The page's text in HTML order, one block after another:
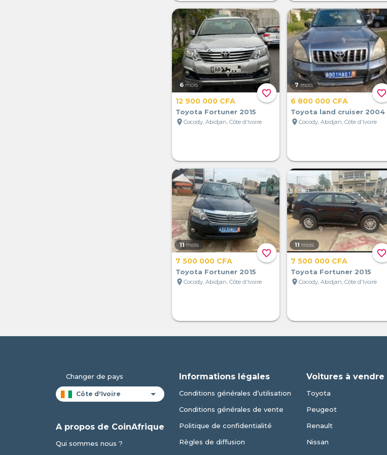
favorite_border
6 mois
12 900 000 CFA
Toyota Fortuner 2015
location_on Cocody, Abidjan, Côte d'Ivoire
favorite_border
7 mois
6 800 000 CFA
Toyota land cruiser 2004
location_on Cocody, Abidjan, Côte d'Ivoire
favorite_border
11 mois
7 500 000 CFA
Toyota Fortuner 2015
location_on Cocody, Abidjan, Côte d'Ivoire
favorite_border
11 mois
7 500 000 CFA
Toyota Fortuner 2015
location_on Cocody, Abidjan, Côte d'Ivoire
Changer de pays
A propos de CoinAfrique
Qui sommes nous ?
Informations légales
Conditions générales d’utilisation
Conditions générales de vente
Politique de confidentialité
Règles de diffusion
Voitures à vendre
Toyota
Peugeot
Renault
Nissan